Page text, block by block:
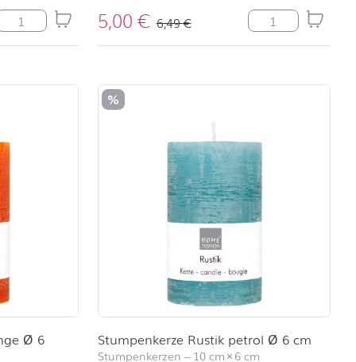
Rustik light blue Ø 7 cm Menge
5,00€ 6,49€ Stumpenkerze
Ø 6
%
Stumpenkerze Rustik petrol Ø 6 cm
Stumpenkerzen – 10 cm×6 cm